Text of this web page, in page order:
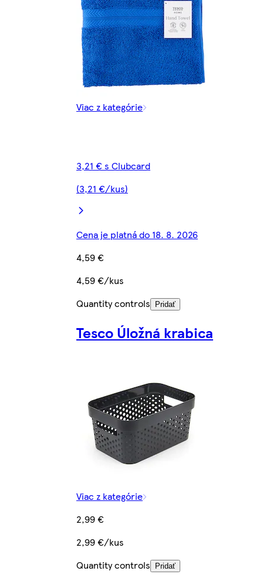
Viac z kategórie
3,21 € s Clubcard
(3,21 €/kus)
Cena je platná do 18. 8. 2026
4,59 €
4,59 €/kus
Quantity controls
Pridať
Tesco Úložná krabica
Viac z kategórie
2,99 €
2,99 €/kus
Quantity controls
Pridať